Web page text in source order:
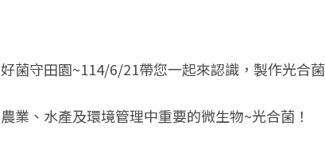
好菌守田園~114/6/21帶您一起來認識，製作光合菌
農業、水產及環境管理中重要的微生物~光合菌！